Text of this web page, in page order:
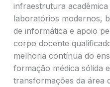
infraestrutura
laboratórios modernos,
de informática e apoio
corpo docente
melhoria contínua do
formação médica sólida
transformações da área